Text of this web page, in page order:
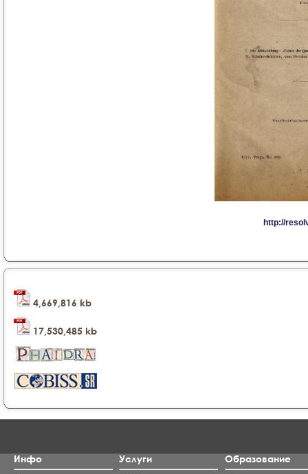
4,669,816 kb
17,530,485 kb
Инфо
Услуги
Образование